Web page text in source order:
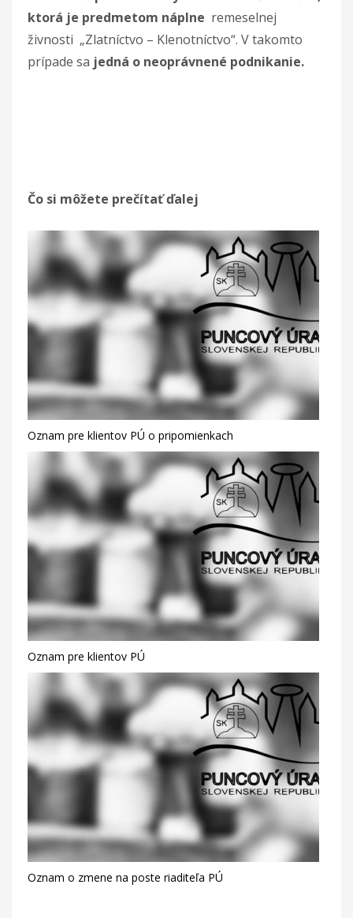
ktorá je predmetom náplne remeselnej
živnosti „Zlatníctvo – Klenotníctvo“. V takomto
prípade sa jedná o neoprávnené podnikanie.
Čo si môžete prečítať ďalej
Oznam pre klientov PÚ o pripomienkach
Oznam pre klientov PÚ
Oznam o zmene na poste riaditeľa PÚ